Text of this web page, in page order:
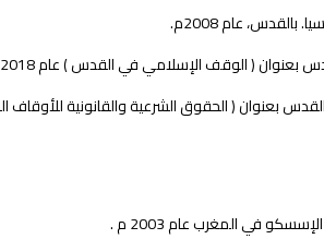
عام 2008م.
بعنوان ( الوقف الإسلامي في القدس ) عام 2018 م .
بعنوان ( الحقوق الشرعية والقانونية للأوقاف
في المغرب عام 2003 م .